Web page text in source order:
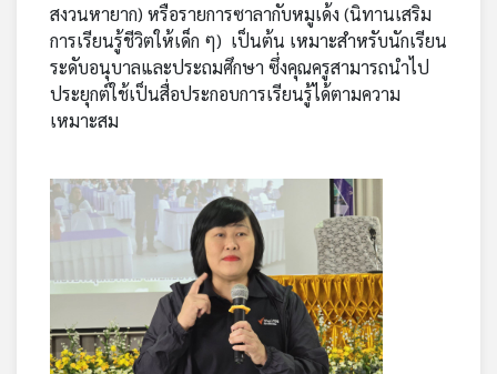
สงวนหายาก) หรือรายการซาลากับหมูเด้ง (นิทานเสริม
การเรียนรู้ชีวิตให้เด็ก ๆ) เป็นต้น เหมาะสำหรับนักเรียน
ระดับอนุบาลและประถมศึกษา ซึ่งคุณครูสามารถนำไป
ประยุกต์ใช้เป็นสื่อประกอบการเรียนรู้ได้ตามความ
เหมาะสม